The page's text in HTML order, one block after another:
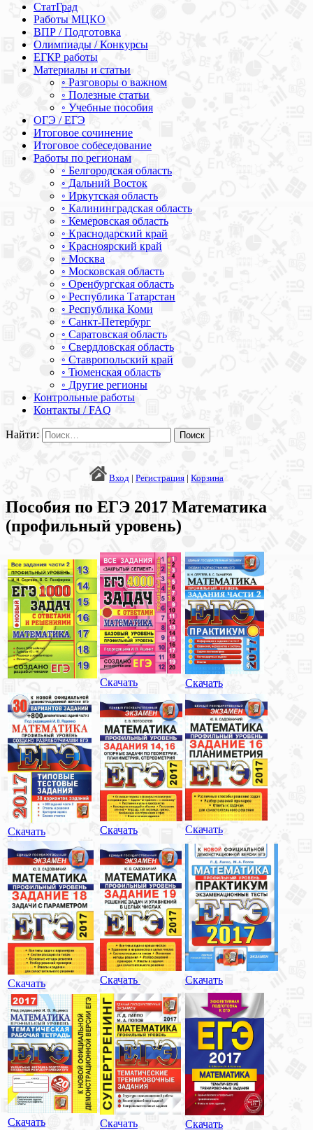
СтатГрад
Работы МЦКО
ВПР / Подготовка
Олимпиады / Конкурсы
ЕГКР работы
Материалы и статьи
◦ Разговоры о важном
◦ Полезные статьи
◦ Учебные пособия
ОГЭ / ЕГЭ
Итоговое сочинение
Итоговое собеседование
Работы по регионам
◦ Белгородская область
◦ Дальний Восток
◦ Иркутская область
◦ Калининградская область
◦ Кемеровская область
◦ Краснодарский край
◦ Красноярский край
◦ Москва
◦ Московская область
◦ Оренбургская область
◦ Республика Татарстан
◦ Республика Коми
◦ Санкт-Петербург
◦ Саратовская область
◦ Свердловская область
◦ Ставропольский край
◦ Тюменская область
◦ Другие регионы
Контрольные работы
Контакты / FAQ
Найти:
Вход | Регистрация | Корзина
Пособия по ЕГЭ 2017 Математика
(профильный уровень)
Скачать Скачать
Скачать Скачать Скачать
Скачать Скачать Скачать
Скачать Скачать Скачать